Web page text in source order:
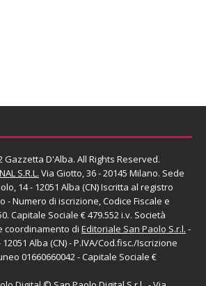
Gazzetta D'Alba. All Rights Reserved.
S.R.L. Via Giotto, 36 - 20145 Milano. Sede
14 - 12051 Alba (CN) Iscritta al registro
- Numero di iscrizione, Codice Fiscale e
Capitale Sociale € 479.552 i.v. Società
coordinamento di Editoriale San Paolo S.r.l. -
Alba (CN) - P.IVA/Cod.fisc./Iscrizione
01660660042 - Capitale Sociale €